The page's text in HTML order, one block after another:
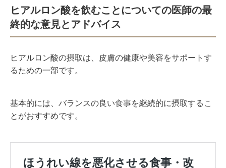
ヒアルロン酸を飲むことについての医師の最
終的な意見とアドバイス
ヒアルロン酸の摂取は、皮膚の健康や美容をサポートす
るための一部です。
基本的には、バランスの良い食事を継続的に摂取するこ
とがおすすめです。